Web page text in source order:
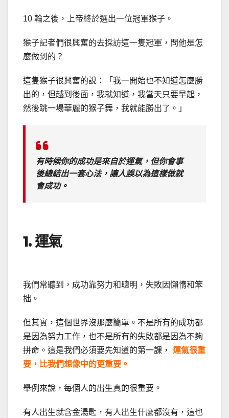
10 輪之後，上帝終於選出一位冠軍猴子。
猴子記者們很興奮的去採訪這一隻冠軍，問他是怎
麼做到的？
這隻猴子很興奮的說：「我一開始也不知道怎麼勝
出的，但越到後面，我就知道，我當天只要早起，
然後跳一場華麗的猴子舞，我就能勝出了。」
有時候你的成功是來自於運氣，但你會事
後總結出一套心法，讓人誤以為這樣做就
會成功。
1. 運氣
我們常聽到，成功靠努力和聰明，失敗因懶惰和笨
拙。
但其實，這個世界沒那麼簡單。不是所有的成功都
是因為努力工作，也不是所有的失敗都是因為不夠
拼命。這是我們必須要先知道的第一課，
運氣很重
要，比我們想像中的更重要。
舉例來說，每個人的出生真的很重要。
有人出生就含金湯匙，有人出生什麼都沒有，這也